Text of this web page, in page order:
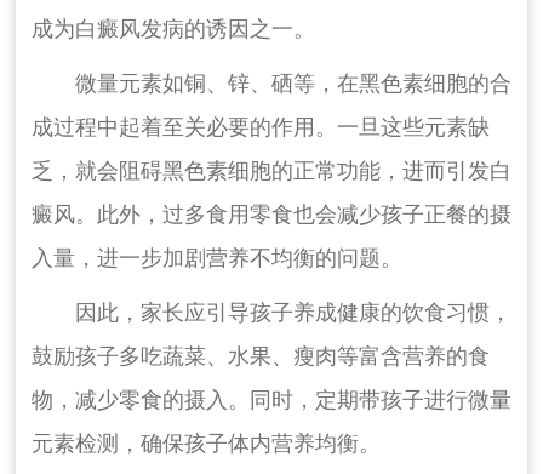
成为白癜风发病的诱因之一。
微量元素如铜、锌、硒等，在黑色素细胞的合
成过程中起着至关必要的作用。一旦这些元素缺
乏，就会阻碍黑色素细胞的正常功能，进而引发白
癜风。此外，过多食用零食也会减少孩子正餐的摄
入量，进一步加剧营养不均衡的问题。
因此，家长应引导孩子养成健康的饮食习惯，
鼓励孩子多吃蔬菜、水果、瘦肉等富含营养的食
物，减少零食的摄入。同时，定期带孩子进行微量
元素检测，确保孩子体内营养均衡。